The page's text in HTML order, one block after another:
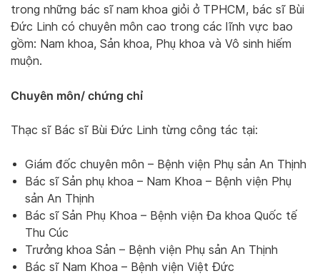
trong những bác sĩ nam khoa giỏi ở TPHCM, bác sĩ Bùi
Đức Linh có chuyên môn cao trong các lĩnh vực bao
gồm: Nam khoa, Sản khoa, Phụ khoa và Vô sinh hiếm
muộn.
Chuyên môn/ chứng chỉ
Thạc sĩ Bác sĩ Bùi Đức Linh từng công tác tại:
Giám đốc chuyên môn – Bệnh viện Phụ sản An Thịnh
Bác sĩ Sản phụ khoa – Nam Khoa – Bệnh viện Phụ
sản An Thịnh
Bác sĩ Sản Phụ Khoa – Bệnh viện Đa khoa Quốc tế
Thu Cúc
Trưởng khoa Sản – Bệnh viện Phụ sản An Thịnh
Bác sĩ Nam Khoa – Bệnh viện Việt Đức